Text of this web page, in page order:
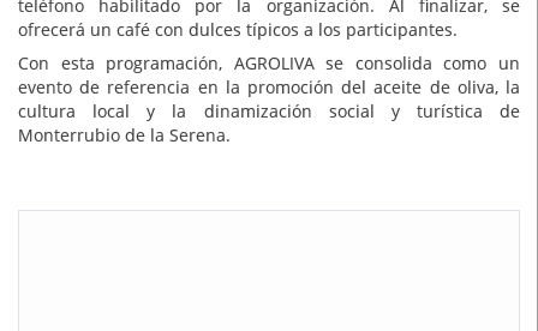
teléfono habilitado por la organización. Al finalizar, se
ofrecerá un café con dulces típicos a los participantes.
Con esta programación, AGROLIVA se consolida como un
evento de referencia en la promoción del aceite de oliva, la
cultura local y la dinamización social y turística de
Monterrubio de la Serena.